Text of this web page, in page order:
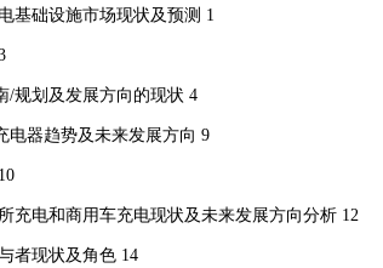
基础设施市场现状及预测 1
/规划及发展方向的现状 4
电器趋势及未来发展方向 9
充电和商用车充电现状及未来发展方向分析 12
者现状及角色 14